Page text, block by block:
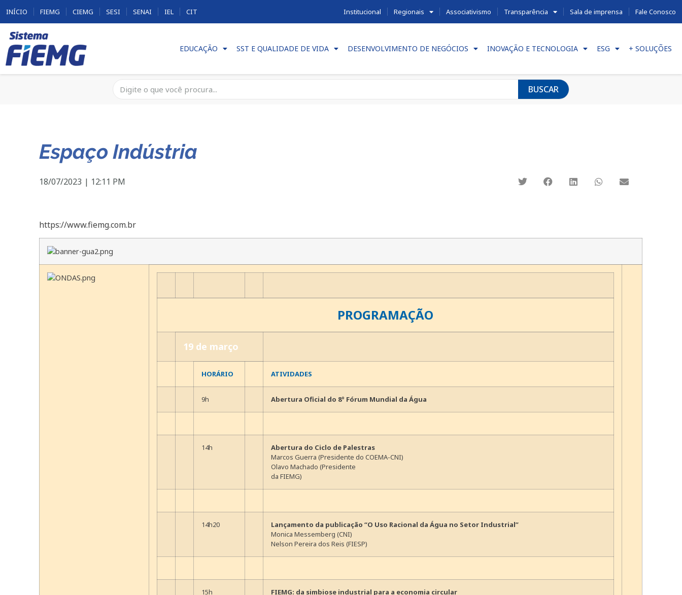
INÍCIO FIEMG CIEMG SESI SENAI IEL CIT Institucional Regionais Associativismo Transparência Sala de imprensa Fale Conosco
EDUCAÇÃO SST E QUALIDADE DE VIDA DESENVOLVIMENTO DE NEGÓCIOS INOVAÇÃO E TECNOLOGIA ESG + SOLUÇÕES
BUSCAR
Espaço Indústria
18/07/2023 | 12:11 PM
https://www.fiemg.com.br
PROGRAMAÇÃO
19 de março
HORÁRIO ATIVIDADES
9h Abertura Oficial do 8º Fórum Mundial da Água
14h
Abertura do Ciclo de Palestras
Marcos Guerra (Presidente do COEMA-CNI)
Olavo Machado (Presidente
da FIEMG)
14h20
Lançamento da publicação “O Uso Racional da Água no Setor Industrial”
Monica Messemberg (CNI)
Nelson Pereira dos Reis (FIESP)
15h
FIEMG: da simbiose industrial para a economia circular